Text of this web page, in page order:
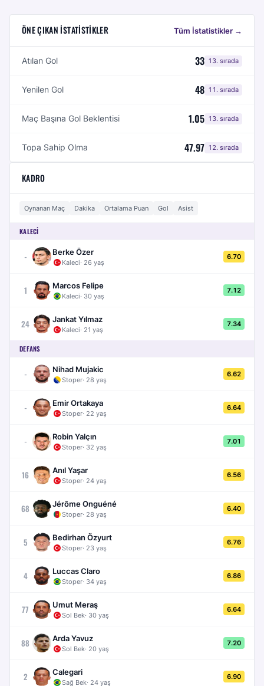
ÖNE ÇIKAN İSTATISTIKLER Tüm İstatistikler →
Atılan Gol 33 13. sırada
Yenilen Gol 48 11 . sırada
Maç Başına Gol Beklentisi 1.05 13. sırada
Topa Sahip Olma 47.97 12. sırada
KADRO
Oynanan Maç Dakika Ortalama Puan Gol Asist
KALECI
- Berke Özer
Kaleci· 26 yaş
6.70
1 Marcos Felipe
Kaleci· 30 yaş
7.12
24 Jankat Yılmaz
Kaleci· 21 yaş
7.34
DEFANS
- Nihad Mujakic
Stoper· 28 yaş
6.62
- Emir Ortakaya
Stoper· 22 yaş
6.64
- Robin Yalçın
Stoper· 32 yaş
7.01
16 Anıl Yaşar
Stoper· 24 yaş
6.56
68 Jérôme Onguéné
Stoper· 28 yaş
6.40
5 Bedirhan Özyurt
Stoper· 23 yaş
6.76
4 Luccas Claro
Stoper· 34 yaş
6.86
77 Umut Meraş
Sol Bek· 30 yaş
6.64
88 Arda Yavuz
Sol Bek· 20 yaş
7.20
2 Calegari
Sağ Bek· 24 yaş
6.90